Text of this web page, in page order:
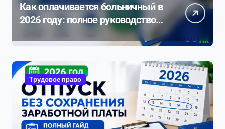
Как оплачивается больничный в
2026 году: полное руководство с
Трудовое право